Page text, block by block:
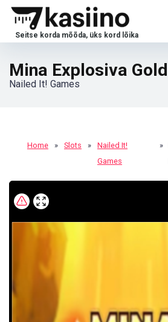
Mina Explosiva
Nailed It! Games
Home » Slots »
Nailed It!
Games
»